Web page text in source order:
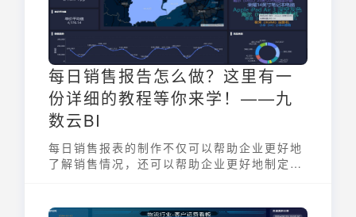
每日销售报告怎么做？这里有一
份详细的教程等你来学！——九
数云BI
每日销售报表的制作不仅可以帮助企业更好地
了解销售情况，还可以帮助企业更好地制定销